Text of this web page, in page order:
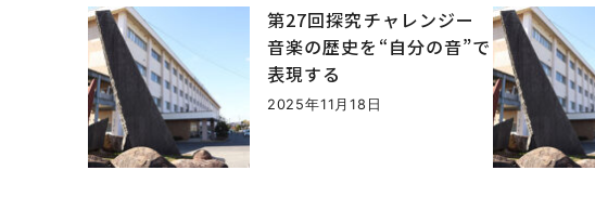
第27回探究チャレンジー
音楽の歴史を“自分の音”で
表現する
2025年11月18日